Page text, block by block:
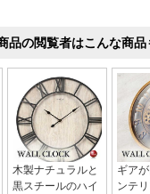
品の閲覧者はこんな商
木製ナチュラルと
黒スチールのハイ
ギア
ンテ